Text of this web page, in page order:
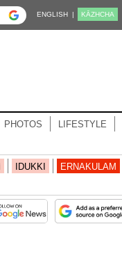
ENGLISH | KĀZHCHA
PHOTOS LIFESTYLE
IDUKKI
ERNAKULAM